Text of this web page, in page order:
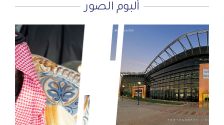
ألبوم الصور